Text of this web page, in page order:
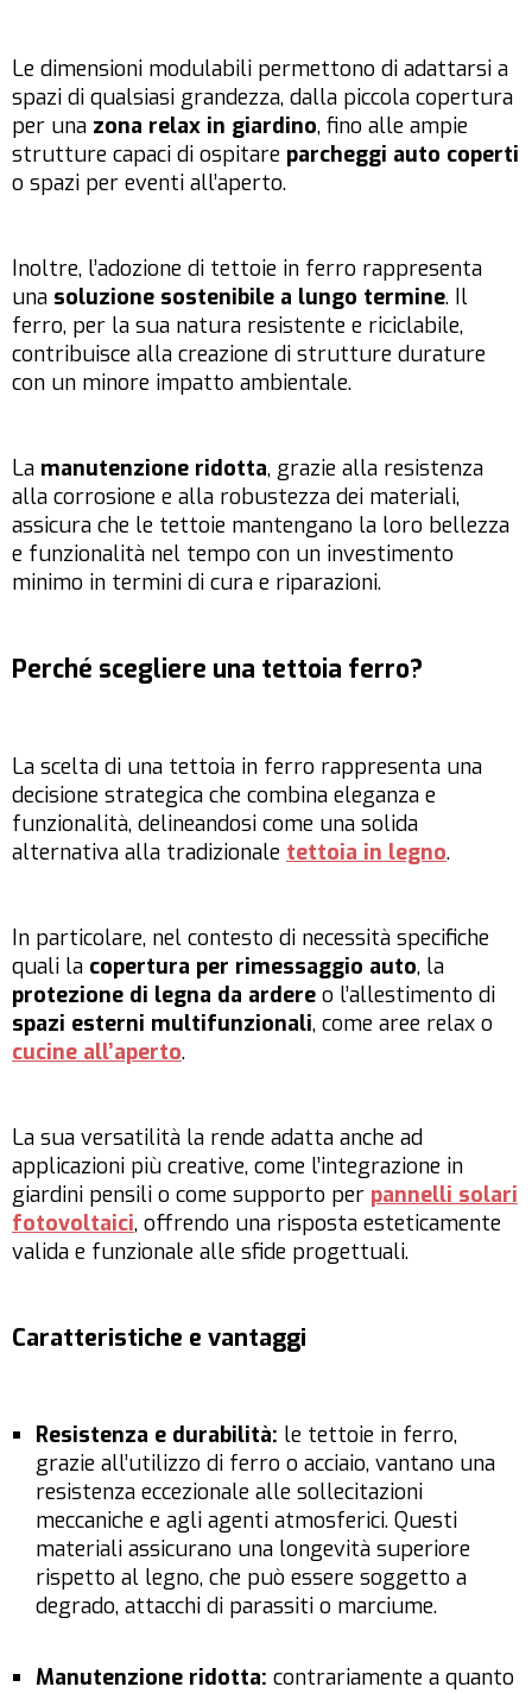
Le dimensioni modulabili permettono di adattarsi a
spazi di qualsiasi grandezza, dalla piccola copertura
per una zona relax in giardino, fino alle ampie
strutture capaci di ospitare parcheggi auto coperti
o spazi per eventi all’aperto.
Inoltre, l’adozione di tettoie in ferro rappresenta
una soluzione sostenibile a lungo termine. Il
ferro, per la sua natura resistente e riciclabile,
contribuisce alla creazione di strutture durature
con un minore impatto ambientale.
La manutenzione ridotta, grazie alla resistenza
alla corrosione e alla robustezza dei materiali,
assicura che le tettoie mantengano la loro bellezza
e funzionalità nel tempo con un investimento
minimo in termini di cura e riparazioni.
Perché scegliere una tettoia ferro?
La scelta di una tettoia in ferro rappresenta una
decisione strategica che combina eleganza e
funzionalità, delineandosi come una solida
alternativa alla tradizionale tettoia in legno.
In particolare, nel contesto di necessità specifiche
quali la copertura per rimessaggio auto, la
protezione di legna da ardere o l’allestimento di
spazi esterni multifunzionali, come aree relax o
cucine all’aperto.
La sua versatilità la rende adatta anche ad
applicazioni più creative, come l’integrazione in
giardini pensili o come supporto per pannelli solari
fotovoltaici, offrendo una risposta esteticamente
valida e funzionale alle sfide progettuali.
Caratteristiche e vantaggi
Resistenza e durabilità: le tettoie in ferro,
grazie all’utilizzo di ferro o acciaio, vantano una
resistenza eccezionale alle sollecitazioni
meccaniche e agli agenti atmosferici. Questi
materiali assicurano una longevità superiore
rispetto al legno, che può essere soggetto a
degrado, attacchi di parassiti o marciume.
Manutenzione ridotta: contrariamente a quanto